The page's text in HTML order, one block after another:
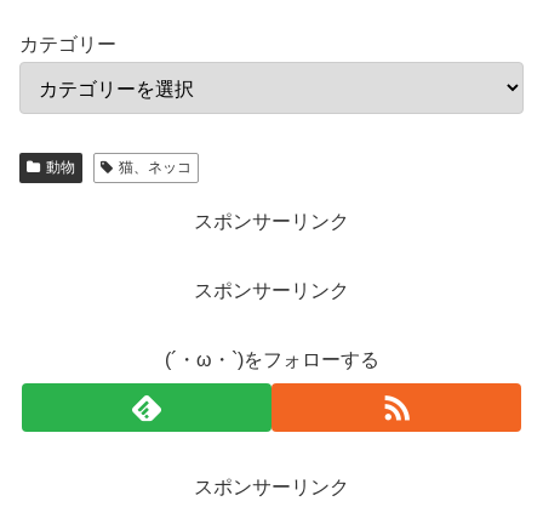
カテゴリー
動物 猫、ネッコ
スポンサーリンク
スポンサーリンク
(´・ω・`)をフォローする
スポンサーリンク